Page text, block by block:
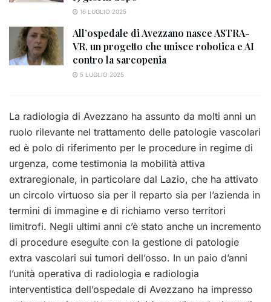
16 LUGLIO 2025
All’ospedale di Avezzano nasce ASTRA-
VR, un progetto che unisce robotica e AI
contro la sarcopenia
5 LUGLIO 2025
La radiologia di Avezzano ha assunto da molti anni un
ruolo rilevante nel trattamento delle patologie vascolari
ed è polo di riferimento per le procedure in regime di
urgenza, come testimonia la mobilità attiva
extraregionale, in particolare dal Lazio, che ha attivato
un circolo virtuoso sia per il reparto sia per l’azienda in
termini di immagine e di richiamo verso territori
limitrofi. Negli ultimi anni c’è stato anche un incremento
di procedure eseguite con la gestione di patologie
extra vascolari sui tumori dell’osso. In un paio d’anni
l’unità operativa di radiologia e radiologia
interventistica dell’ospedale di Avezzano ha impresso